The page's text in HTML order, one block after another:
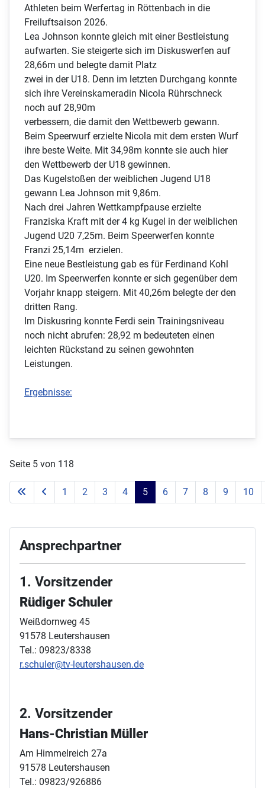
Athleten beim Werfertag in Röttenbach in die
Freiluftsaison 2026.
Lea Johnson konnte gleich mit einer Bestleistung
aufwarten. Sie steigerte sich im Diskuswerfen auf
28,66m und belegte damit Platz
zwei in der U18. Denn im letzten Durchgang konnte
sich ihre Vereinskameradin Nicola Rührschneck
noch auf 28,90m
verbessern, die damit den Wettbewerb gewann.
Beim Speerwurf erzielte Nicola mit dem ersten Wurf
ihre beste Weite. Mit 34,98m konnte sie auch hier
den Wettbewerb der U18 gewinnen.
Das Kugelstoßen der weiblichen Jugend U18
gewann Lea Johnson mit 9,86m.
Nach drei Jahren Wettkampfpause erzielte
Franziska Kraft mit der 4 kg Kugel in der weiblichen
Jugend U20 7,25m. Beim Speerwerfen konnte
Franzi 25,14m erzielen.
Eine neue Bestleistung gab es für Ferdinand Kohl
U20. Im Speerwerfen konnte er sich gegenüber dem
Vorjahr knapp steigern. Mit 40,26m belegte der den
dritten Rang.
Im Diskusring konnte Ferdi sein Trainingsniveau
noch nicht abrufen: 28,92 m bedeuteten einen
leichten Rückstand zu seinen gewohnten
Leistungen.
Ergebnisse:
Seite 5 von 118
1 2 3 4 5 6 7 8 9 10
Ansprechpartner
1. Vorsitzender
Rüdiger Schuler
Weißdornweg 45
91578 Leutershausen
Tel.: 09823/8338
r.schuler@tv-leutershausen.de
2. Vorsitzender
Hans-Christian Müller
Am Himmelreich 27a
91578 Leutershausen
Tel.: 09823/926886